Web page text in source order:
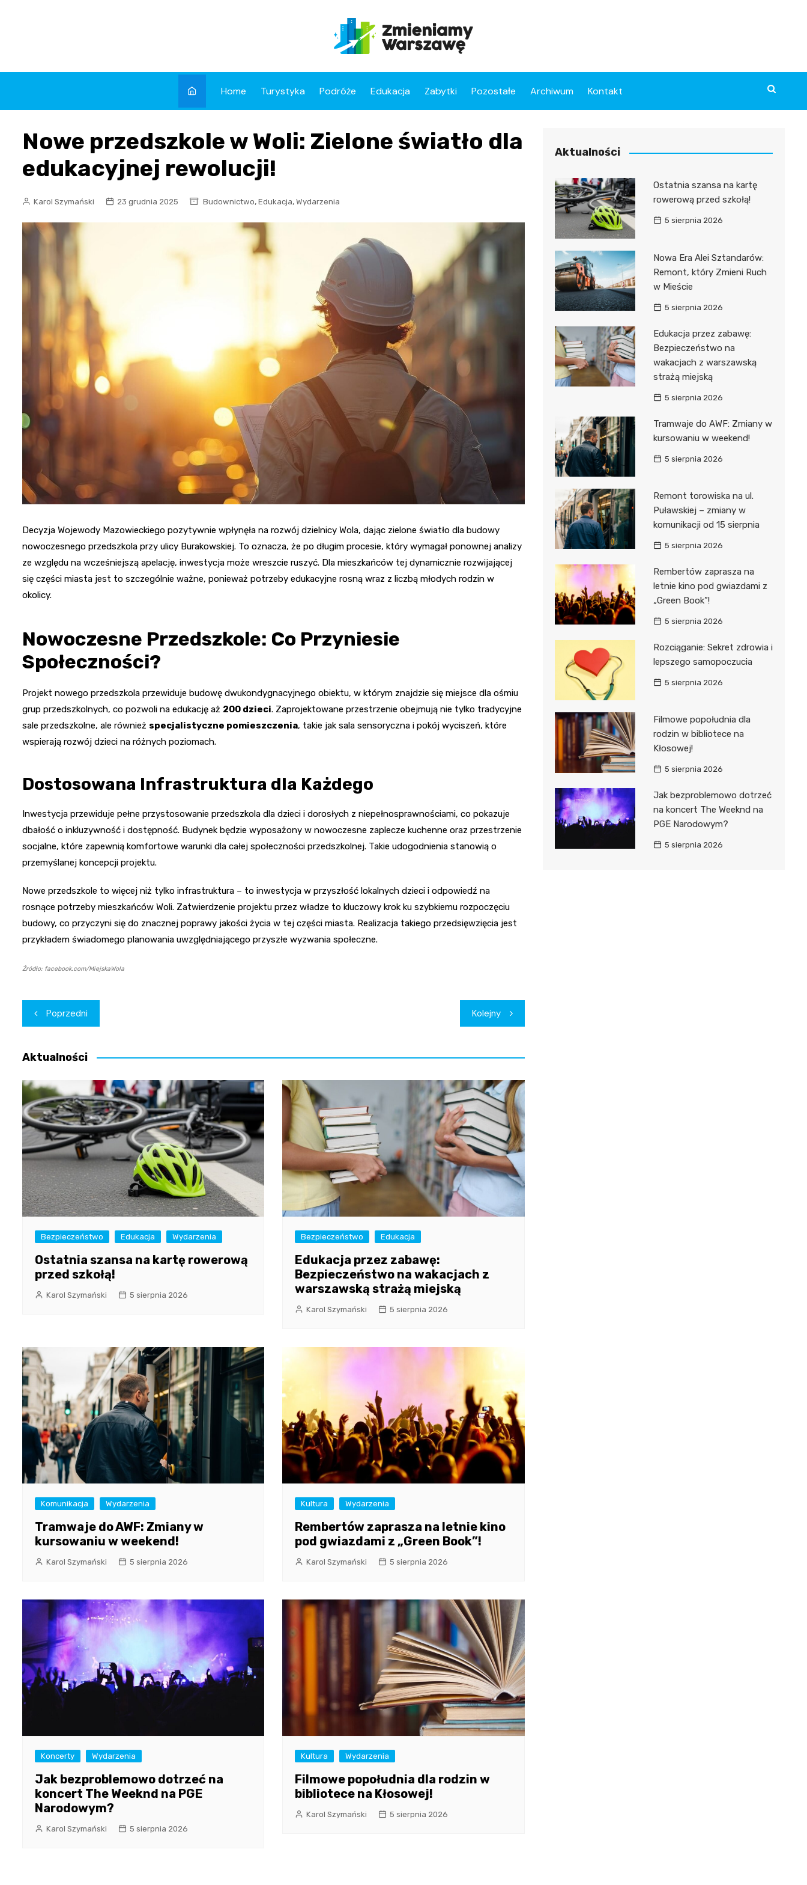
Home Turystyka Podróże Edukacja Zabytki Pozostałe Archiwum Kontakt
Nowe przedszkole w Woli: Zielone światło dla
edukacyjnej rewolucji!
Karol Szymański 23 grudnia 2025 Budownictwo, Edukacja, Wydarzenia
Decyzja Wojewody Mazowieckiego pozytywnie wpłynęła na rozwój dzielnicy Wola, dając zielone światło dla budowy
nowoczesnego przedszkola przy ulicy Burakowskiej. To oznacza, że po długim procesie, który wymagał ponownej analizy
ze względu na wcześniejszą apelację, inwestycja może wreszcie ruszyć. Dla mieszkańców tej dynamicznie rozwijającej
się części miasta jest to szczególnie ważne, ponieważ potrzeby edukacyjne rosną wraz z liczbą młodych rodzin w
okolicy.
Nowoczesne Przedszkole: Co Przyniesie
Społeczności?
Projekt nowego przedszkola przewiduje budowę dwukondygnacyjnego obiektu, w którym znajdzie się miejsce dla ośmiu
grup przedszkolnych, co pozwoli na edukację aż 200 dzieci. Zaprojektowane przestrzenie obejmują nie tylko tradycyjne
sale przedszkolne, ale również specjalistyczne pomieszczenia, takie jak sala sensoryczna i pokój wyciszeń, które
wspierają rozwój dzieci na różnych poziomach.
Dostosowana Infrastruktura dla Każdego
Inwestycja przewiduje pełne przystosowanie przedszkola dla dzieci i dorosłych z niepełnosprawnościami, co pokazuje
dbałość o inkluzywność i dostępność. Budynek będzie wyposażony w nowoczesne zaplecze kuchenne oraz przestrzenie
socjalne, które zapewnią komfortowe warunki dla całej społeczności przedszkolnej. Takie udogodnienia stanowią o
przemyślanej koncepcji projektu.
Nowe przedszkole to więcej niż tylko infrastruktura – to inwestycja w przyszłość lokalnych dzieci i odpowiedź na
rosnące potrzeby mieszkańców Woli. Zatwierdzenie projektu przez władze to kluczowy krok ku szybkiemu rozpoczęciu
budowy, co przyczyni się do znacznej poprawy jakości życia w tej części miasta. Realizacja takiego przedsięwzięcia jest
przykładem świadomego planowania uwzględniającego przyszłe wyzwania społeczne.
Źródło: facebook.com/MiejskaWola
Nawigacja
wpisu
Poprzedni Kolejny
Aktualności
Bezpieczeństwo Edukacja Wydarzenia
Ostatnia szansa na kartę rowerową
przed szkołą!
Karol Szymański 5 sierpnia 2026
Bezpieczeństwo Edukacja
Edukacja przez zabawę:
Bezpieczeństwo na wakacjach z
warszawską strażą miejską
Karol Szymański 5 sierpnia 2026
Komunikacja Wydarzenia
Tramwaje do AWF: Zmiany w
kursowaniu w weekend!
Karol Szymański 5 sierpnia 2026
Kultura Wydarzenia
Rembertów zaprasza na letnie kino
pod gwiazdami z „Green Book”!
Karol Szymański 5 sierpnia 2026
Koncerty Wydarzenia
Jak bezproblemowo dotrzeć na
koncert The Weeknd na PGE
Narodowym?
Karol Szymański 5 sierpnia 2026
Kultura Wydarzenia
Filmowe popołudnia dla rodzin w
bibliotece na Kłosowej!
Karol Szymański 5 sierpnia 2026
Aktualności
Ostatnia szansa na kartę
rowerową przed szkołą!
5 sierpnia 2026
Nowa Era Alei Sztandarów:
Remont, który Zmieni Ruch
w Mieście
5 sierpnia 2026
Edukacja przez zabawę:
Bezpieczeństwo na
wakacjach z warszawską
strażą miejską
5 sierpnia 2026
Tramwaje do AWF: Zmiany w
kursowaniu w weekend!
5 sierpnia 2026
Remont torowiska na ul.
Puławskiej – zmiany w
komunikacji od 15 sierpnia
5 sierpnia 2026
Rembertów zaprasza na
letnie kino pod gwiazdami z
„Green Book”!
5 sierpnia 2026
Rozciąganie: Sekret zdrowia i
lepszego samopoczucia
5 sierpnia 2026
Filmowe popołudnia dla
rodzin w bibliotece na
Kłosowej!
5 sierpnia 2026
Jak bezproblemowo dotrzeć
na koncert The Weeknd na
PGE Narodowym?
5 sierpnia 2026